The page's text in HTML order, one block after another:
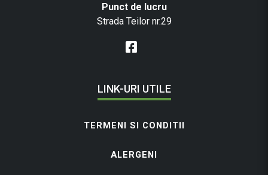
Punct de lucru
Strada Teilor nr.29
LINK-URI UTILE
TERMENI SI CONDITII
ALERGENI